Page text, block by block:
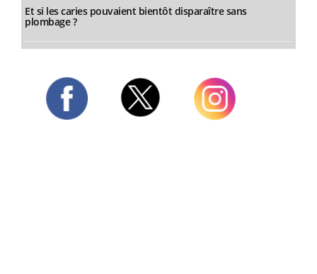
Et si les caries pouvaient bientôt disparaître sans
plombage ?